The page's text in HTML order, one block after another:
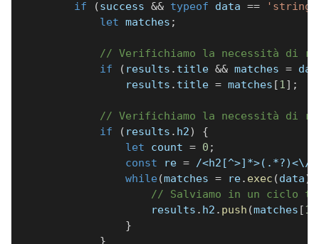
if
(success && typeof data == 'string'
let matches ;
// Verifichiamo la necessità di
if
( results . title && matches =
                results
. title = matches [1] ;
// Verifichiamo la necessità di
if
( results . h2)
{
let count = 0 ;
const re = /<h2[^>]*>(.*?)<\/
while(matches = re. exec (data)
// Salviamo in un ciclo
                    results
. h2 . push (matches [1
}
}